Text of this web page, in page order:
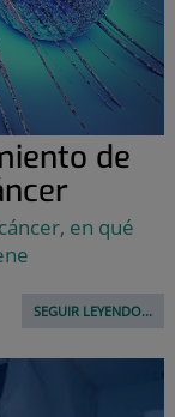
de
en qué
SEGUIR LEYENDO...